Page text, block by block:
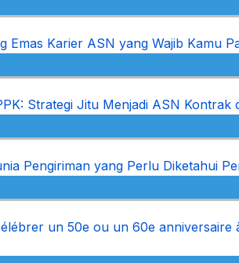
Emas Karier ASN yang Wajib Kamu
Strategi Jitu Menjadi ASN Kontrak
Pengiriman yang Perlu Diketahui
un 50e ou un 60e anniversaire